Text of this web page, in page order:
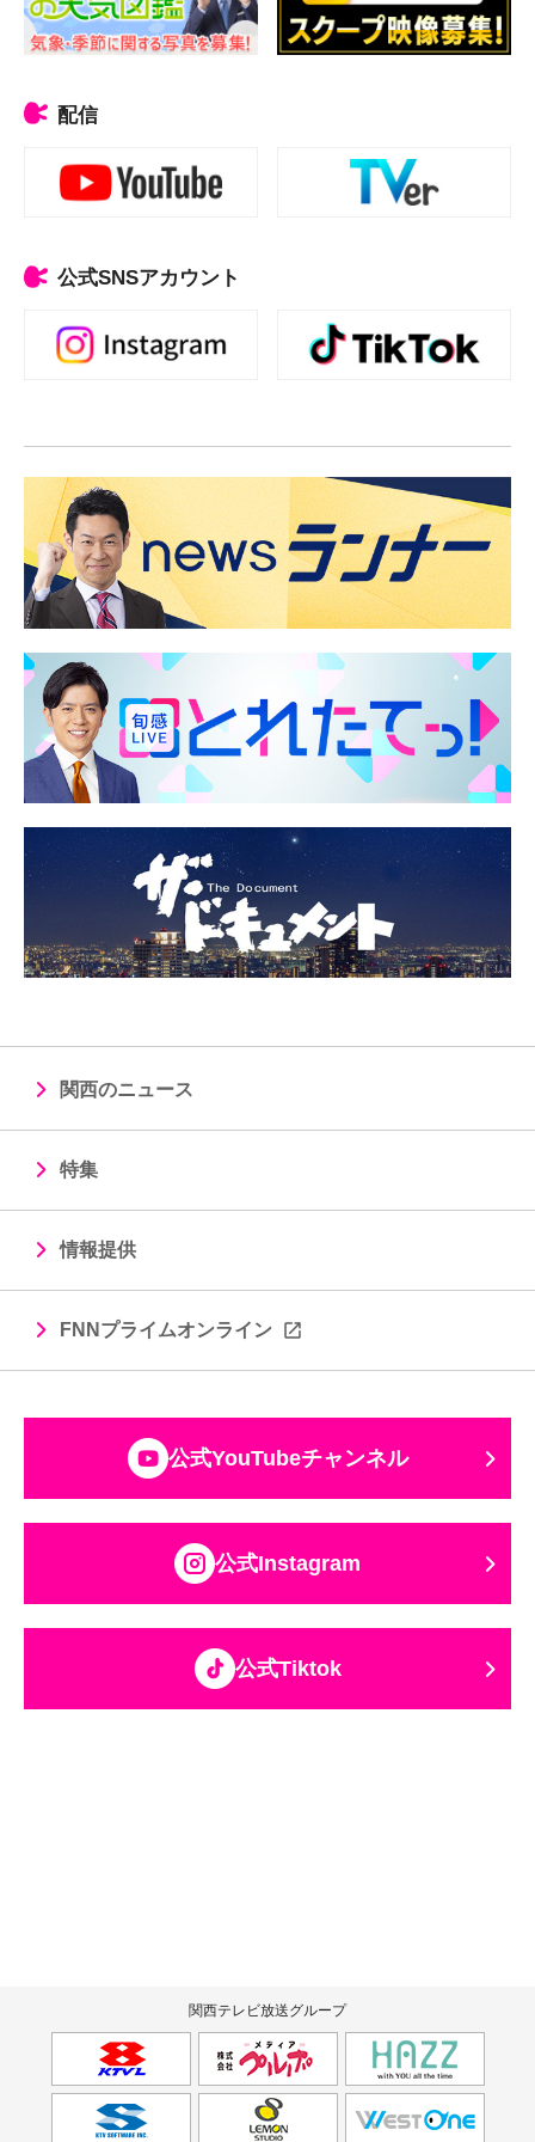
配信
公式SNSアカウント
関西のニュース
特集
情報提供
FNNプライムオンライン
公式YouTubeチャンネル
公式Instagram
公式Tiktok
関西テレビ放送グループ